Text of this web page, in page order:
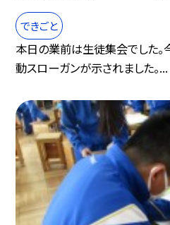
できごと
本日の業前は生徒集会でした
動スローガンが示されました。...